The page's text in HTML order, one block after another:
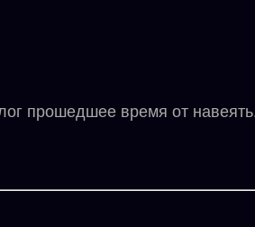
прошедшее время от